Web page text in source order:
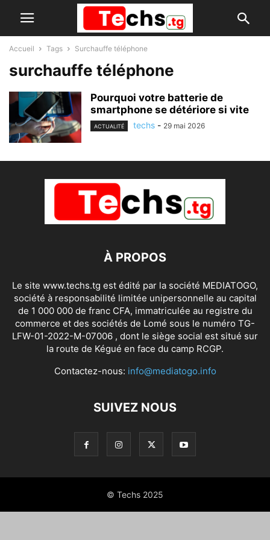
Accueil Tags Surchauffe téléphone
surchauffe téléphone
Pourquoi votre batterie de
smartphone se détériore si vite
ACTUALITÉ techs - 29 mai 2026
À PROPOS
Le site www.techs.tg est édité par la société MEDIATOGO,
société à responsabilité limitée unipersonnelle au capital
de 1 000 000 de franc CFA, immatriculée au registre du
commerce et des sociétés de Lomé sous le numéro TG-
LFW-01-2022-M-07006 , dont le siège social est situé sur
la route de Kégué en face du camp RCGP.
Contactez-nous: info@mediatogo.info
SUIVEZ NOUS
© Techs 2025